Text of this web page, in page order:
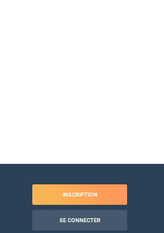
INSCRIPTION
SE CONNECTER